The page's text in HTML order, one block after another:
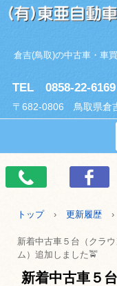
倉吉(鳥取)の中古車・車
TEL 0858-22-6169
〒682-0806 鳥取県倉
トップ › 更新履歴 ›
新着中古車５台（ク
ム）追加しました🚖
新着中古車５